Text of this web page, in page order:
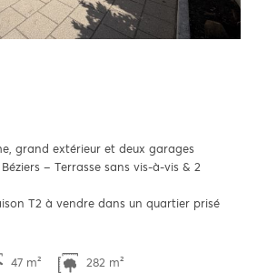
grand extérieur et deux garages
– Terrasse sans vis-à-vis & 2
T2 à vendre dans un quartier prisé
47 m² 282 m²